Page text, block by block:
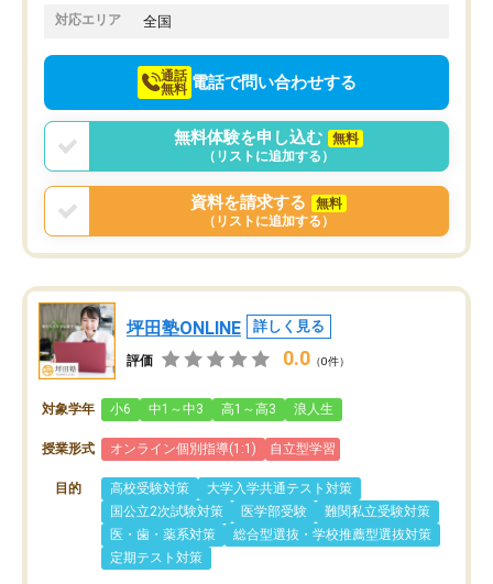
対応エリア 全国
通話
無料 電話で問い合わせする
無料体験を申し込む
無料
（リストに追加する）
資料を請求する
無料
（リストに追加する）
坪田塾ONLINE 詳しく見る
評価 0.0 （0件）
対象学年 小6 中1～中3 高1～高3 浪人生
授業形式 オンライン個別指導(1:1) 自立型学習
目的 高校受験対策
大学入学共通テスト対策
国公立2次試験対策
医学部受験
難関私立受験対策
医・歯・薬系対策
総合型選抜・学校推薦型選抜対策
定期テスト対策